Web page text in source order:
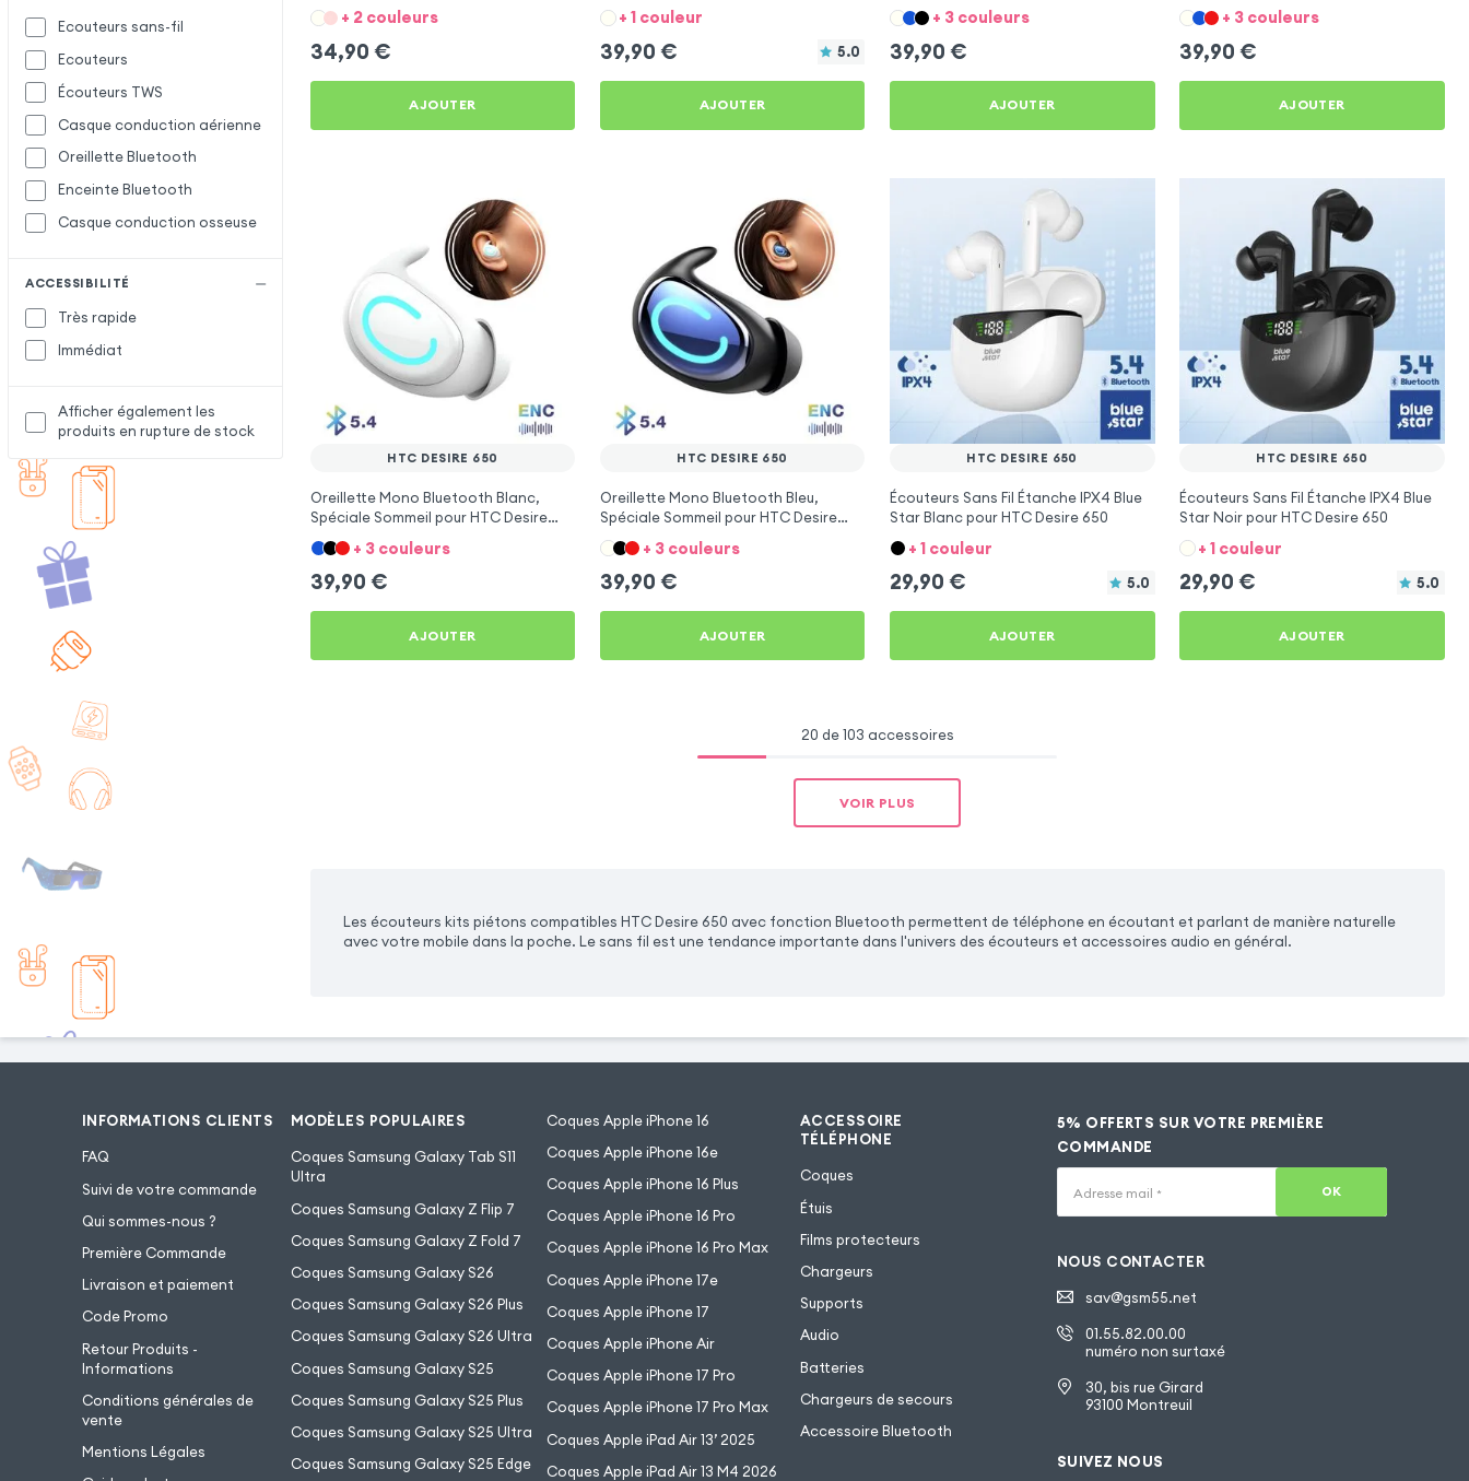
Ecouteurs sans-fil
Ecouteurs
Écouteurs TWS
Casque conduction aérienne
Oreillette Bluetooth
Enceinte Bluetooth
Casque conduction osseuse
ACCESSIBILITÉ
Très rapide
Immédiat
Afficher également les
produits en rupture de stock
+ 2 couleurs
34,90 €
AJOUTER
+ 1 couleur
39,90 € 5.0
AJOUTER
650
+ 3 couleurs
39,90 €
AJOUTER
650
+ 3 couleurs
39,90 €
AJOUTER
HTC DESIRE 650
Oreillette Mono Bluetooth Blanc,
Spéciale Sommeil pour HTC Desire
650
+ 3 couleurs
39,90 €
AJOUTER
HTC DESIRE 650
Oreillette Mono Bluetooth Bleu,
Spéciale Sommeil pour HTC Desire
650
+ 3 couleurs
39,90 €
AJOUTER
HTC DESIRE 650
Écouteurs Sans Fil Étanche IPX4 Blue
Star Blanc pour HTC Desire 650
+ 1 couleur
29,90 € 5.0
AJOUTER
HTC DESIRE 650
Écouteurs Sans Fil Étanche IPX4 Blue
Star Noir pour HTC Desire 650
+ 1 couleur
29,90 € 5.0
AJOUTER
20 de 103 accessoires
VOIR PLUS
Les écouteurs kits piétons compatibles HTC Desire 650 avec fonction Bluetooth permettent de téléphone en écoutant et parlant de manière naturelle
avec votre mobile dans la poche. Le sans fil est une tendance importante dans l'univers des écouteurs et accessoires audio en général.
INFORMATIONS CLIENTS
FAQ
Suivi de votre commande
Qui sommes-nous ?
Première Commande
Livraison et paiement
Code Promo
Retour Produits -
Informations
Conditions générales de
vente
Mentions Légales
MODÈLES POPULAIRES
Coques Samsung Galaxy Tab S11
Ultra
Coques Samsung Galaxy Z Flip 7
Coques Samsung Galaxy Z Fold 7
Coques Samsung Galaxy S26
Coques Samsung Galaxy S26 Plus
Coques Samsung Galaxy S26 Ultra
Coques Samsung Galaxy S25
Coques Samsung Galaxy S25 Plus
Coques Samsung Galaxy S25 Ultra
Coques Samsung Galaxy S25 Edge
Coques Apple iPhone 16
Coques Apple iPhone 16e
Coques Apple iPhone 16 Plus
Coques Apple iPhone 16 Pro
Coques Apple iPhone 16 Pro Max
Coques Apple iPhone 17e
Coques Apple iPhone 17
Coques Apple iPhone Air
Coques Apple iPhone 17 Pro
Coques Apple iPhone 17 Pro Max
Coques Apple iPad Air 13’ 2025
Coques Apple iPad Air 13 M4 2026
ACCESSOIRE
TÉLÉPHONE
Coques
Étuis
Films protecteurs
Chargeurs
Supports
Audio
Batteries
Chargeurs de secours
Accessoire Bluetooth
5% OFFERTS SUR VOTRE PREMIÈRE
COMMANDE
Adresse mail * OK
NOUS CONTACTER
sav@gsm55.net
01.55.82.00.00
numéro non surtaxé
30, bis rue Girard
93100 Montreuil
SUIVEZ NOUS